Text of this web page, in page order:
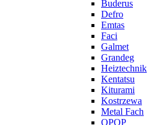
Buderus
Defro
Emtas
Faci
Galmet
Grandeg
Heiztechnik
Kentatsu
Kiturami
Kostrzewa
Metal Fach
OPOP